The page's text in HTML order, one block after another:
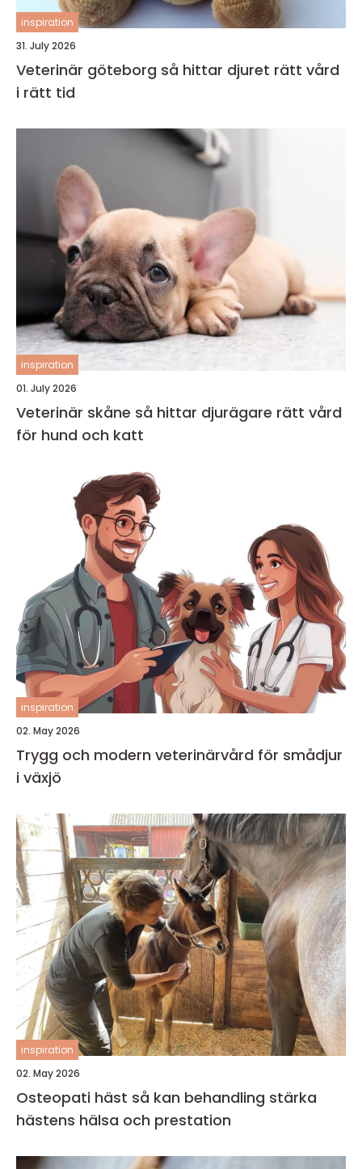
inspiration
31. July 2026
Veterinär göteborg så hittar djuret rätt vård
i rätt tid
inspiration
01. July 2026
Veterinär skåne så hittar djurägare rätt vård
för hund och katt
inspiration
02. May 2026
Trygg och modern veterinärvård för smådjur
i växjö
inspiration
02. May 2026
Osteopati häst så kan behandling stärka
hästens hälsa och prestation